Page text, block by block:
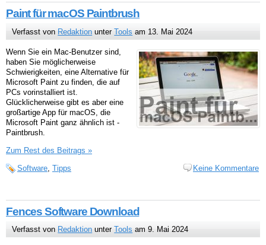
Paint für macOS Paintbrush
Verfasst von Redaktion unterTools am 13. Mai 2024
Wenn Sie ein Mac-Benutzer sind,
haben Sie möglicherweise
Schwierigkeiten, eine Alternative für
Microsoft Paint zu finden, die auf
PCs vorinstalliert ist.
Glücklicherweise gibt es aber eine
großartige App für macOS, die
Microsoft Paint ganz ähnlich ist -
Paintbrush.
Zum Rest des Beitrags »
Software, Tipps Keine Kommentare
Fences Software Download
Verfasst von Redaktion unterTools am 9. Mai 2024